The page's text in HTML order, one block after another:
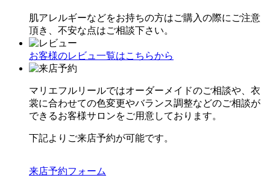
肌アレルギーなどをお持ちの方はご購入の際にご注意
頂き、不安な点はご相談下さい。
お客様のレビュ一覧はこちらから
マリエフルリールではオーダーメイドのご相談や、衣
裳に合わせての色変更やバランス調整などのご相談が
できるお客様サロンをご用意しております。
下記よりご来店予約が可能です。
来店予約フォーム